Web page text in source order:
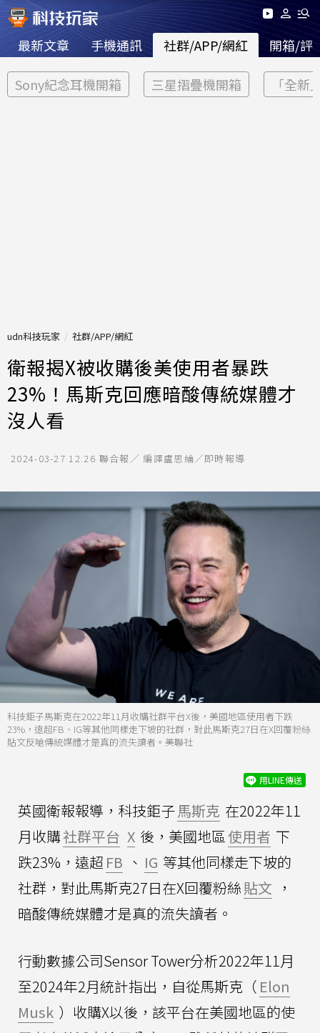
最新文章 手機通訊 社群/APP/網紅 開箱/評
Sony紀念耳機開箱 三星摺疊機開箱 「全新
udn科技玩家 社群/APP/網紅
衛報揭X被收購後美使用者暴跌
23%！馬斯克回應暗酸傳統媒體才
沒人看
2024-03-27 12:26 聯合報／ 編譯盧思綸／即時報導
科技鉅子馬斯克在2022年11月收購社群平台X後，美國地區使用者下跌
23%，遠超FB、IG等其他同樣走下坡的社群，對此馬斯克27日在X回覆粉絲
貼文反嗆傳統媒體才是真的流失讀者。美聯社
用LINE傳送
英國衛報報導，科技鉅子馬斯克 在2022年11
月收購社群平台 X 後，美國地區 使用者 下
跌23%，遠超 FB 、 IG 等其他同樣走下坡的
社群，對此馬斯克27日在X回覆粉絲貼文 ，
暗酸傳統媒體才是真的流失讀者。
行動數據公司Sensor Tower分析2022年11月
至2024年2月統計指出，自從馬斯克（ Elon
Musk ）收購X以後，該平台在美國地區的使